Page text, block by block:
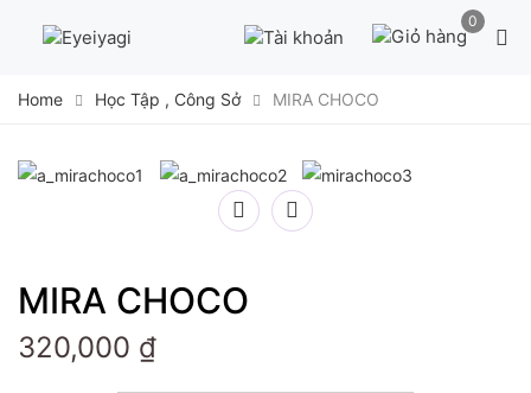
0
Home Học Tập , Công Sở MIRA CHOCO
MIRA CHOCO
320,000 ₫